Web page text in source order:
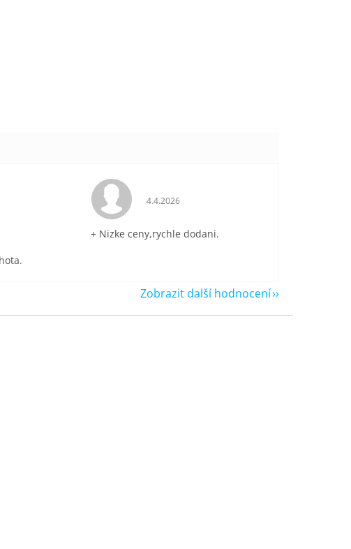
je 5 z 5 hvězdiček. Hodnocení obchodu je 5 z 5 hvězdiček.
4.4.2026
+ Nizke ceny,rychle dodani.
Zobrazit další hodnocení